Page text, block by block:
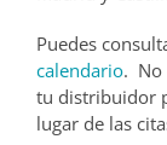
Puedes
calendario. No
tu distribuidor
lugar de las